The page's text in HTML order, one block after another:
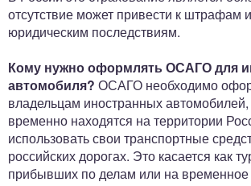
отсутствие может привести к штрафам
юридическим последствиям.
Кому нужно оформлять ОСАГО для
автомобиля? ОСАГО необходимо
владельцам иностранных
временно находятся на территории
использовать свои транспортные
российских дорогах. Это касается как
прибывших по делам или на